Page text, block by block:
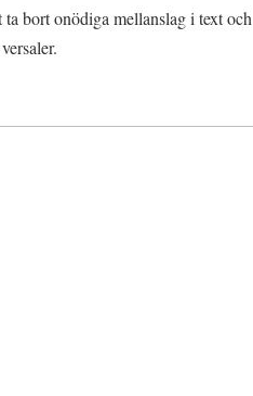
bort onödiga mellanslag i text och